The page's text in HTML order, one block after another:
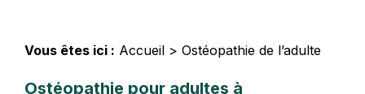
Vous êtes ici : Accueil> Ostéopathie de l’adulte
Ostéopathie pour adultes à